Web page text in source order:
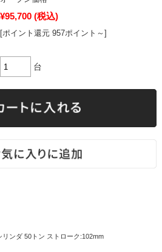
¥95,700 (税込)
[ポイント還元 957ポイント～]
台
ンダ 50トン ストローク:102mm